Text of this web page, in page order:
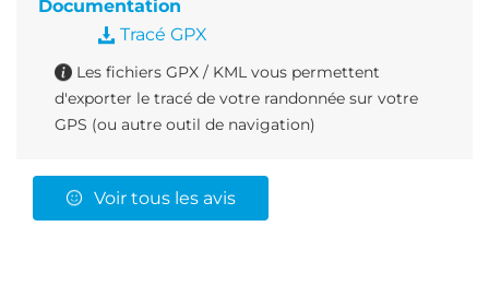
Documentation
Tracé GPX
Les fichiers GPX / KML vous permettent
d'exporter le tracé de votre randonnée sur votre
GPS (ou autre outil de navigation)
Voir tous les avis